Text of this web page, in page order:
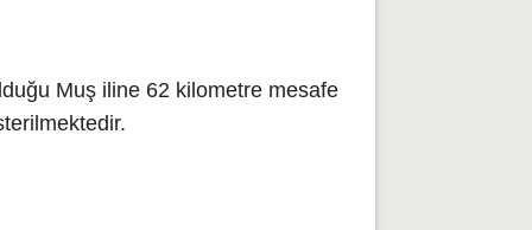
Muş iline 62 kilometre mesafe